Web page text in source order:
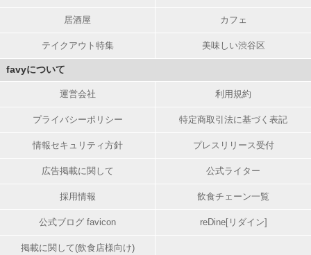
居酒屋 カフェ
テイクアウト特集 美味しい渋谷区
favyについて
運営会社 利用規約
プライバシーポリシー 特定商取引法に基づく表記
情報セキュリティ方針 プレスリリース受付
広告掲載に関して 公式ライター
採用情報 飲食チェーン一覧
公式ブログ favicon reDine[リダイン]
掲載に関して(飲食店様向け)